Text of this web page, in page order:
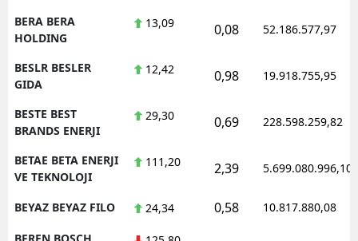
BERA BERA
HOLDING
13,09 0,08 52.186.577,97
BESLR BESLER
GIDA
12,42 0,98 19.918.755,95
BESTE BEST
BRANDS ENERJI
29,30 0,69 228.598.259,82
BETAE BETA ENERJI
VE TEKNOLOJI
111,20 2,39 5.699.080.996,10
BEYAZ BEYAZ FILO 24,34 0,58 10.817.880,08
BFREN BOSCH